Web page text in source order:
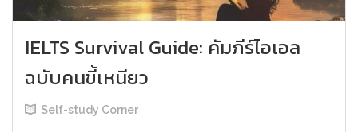
IELTS Survival Guide: คัมภีร์ไอเอล
ฉบับคนขี้เหนียว
Self-study Corner